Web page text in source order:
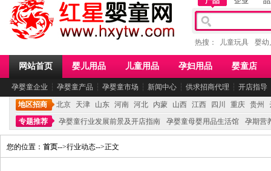
热搜： 儿童玩具 婴幼
网站首页 婴儿用品 儿童用品 孕妇用品 婴童店
孕婴童企业 ┆ 孕婴童产品 ┆ 孕婴童市场 ┆ 新闻中心 ┆ 供求招商代理 ┆ 开店指导
地区招商 北京 天津 山东 河南 河北 内蒙 山西 江西 四川 重庆 贵州
专题推荐
孕婴童行业发展前景及开店指南 孕婴童母婴用品生活馆 孕期营
您的位置： 首页-->行业动态-->正文